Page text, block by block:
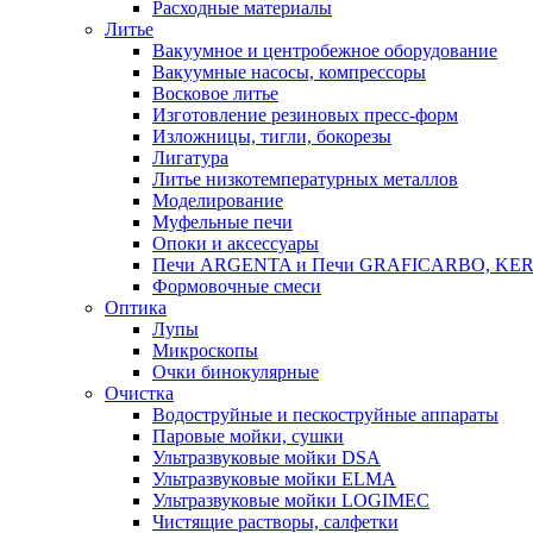
Расходные материалы
Литье
Вакуумное и центробежное оборудование
Вакуумные насосы, компрессоры
Восковое литье
Изготовление резиновых пресс-форм
Изложницы, тигли, бокорезы
Лигатура
Литье низкотемпературных металлов
Моделирование
Муфельные печи
Опоки и аксессуары
Печи ARGENTA и Печи GRAFICARBO,
Формовочные смеси
Оптика
Лупы
Микроскопы
Очки бинокулярные
Очистка
Водоструйные и пескоструйные аппараты
Паровые мойки, сушки
Ультразвуковые мойки DSA
Ультразвуковые мойки ELMA
Ультразвуковые мойки LOGIMEC
Чистящие растворы, салфетки